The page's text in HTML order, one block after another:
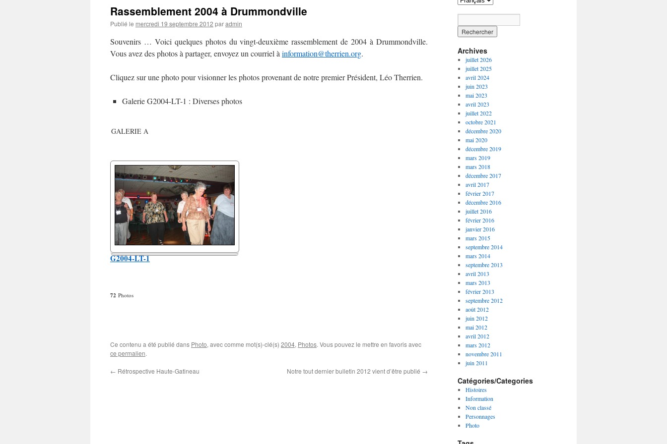
Rassemblement 2004 à Drummondville
Publié le mercredi 19 septembre 2012 paradmin
Souvenirs … Voici quelques photos du vingt-deuxième rassemblement de 2004 à Drummondville.
Vous avez des photos à partager, envoyez un courriel à information@therrien.org.
Cliquez sur une photo pour visionner les photos provenant de notre premier Président, Léo Therrien.
Galerie G2004-LT-1 : Diverses photos
GALERIE A
G2004-LT-1
72 Photos
Ce contenu a été publié dans Photo, avec comme mot(s)-clé(s) 2004, Photos. Vous pouvez le mettre en favoris avec
ce permalien.
← Rétrospective Haute-Gatineau Notre tout dernier bulletin 2012 vient d’être publié →
Archives
juillet 2026
juillet 2025
avril 2024
juin 2023
mai 2023
avril 2023
juillet 2022
octobre 2021
décembre 2020
mai 2020
décembre 2019
mars 2019
mars 2018
décembre 2017
avril 2017
février 2017
décembre 2016
juillet 2016
février 2016
janvier 2016
mars 2015
septembre 2014
mars 2014
septembre 2013
avril 2013
mars 2013
février 2013
septembre 2012
août 2012
juin 2012
mai 2012
avril 2012
mars 2012
novembre 2011
juin 2011
Catégories/Categories
Histoires
Information
Non classé
Personnages
Photo